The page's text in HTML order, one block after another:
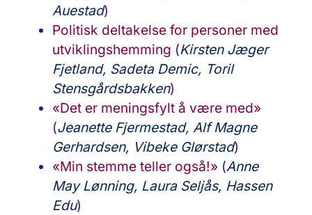
Auestad)
Politisk deltakelse for personer med
utviklingshemming (Kirsten Jæger
Fjetland, Sadeta Demic, Toril
Stensgårdsbakken)
«Det er meningsfylt å være med»
(Jeanette Fjermestad, Alf Magne
Gerhardsen, Vibeke Glørstad)
«Min stemme teller også!» (Anne
May Lønning, Laura Seljås, Hassen
Edu)